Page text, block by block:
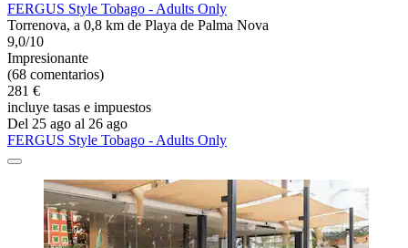
FERGUS Style Tobago - Adults Only
Torrenova, a 0,8 km de Playa de Palma Nova
9,0/10
Impresionante
(68 comentarios)
281 €
incluye tasas e impuestos
Del 25 ago al 26 ago
FERGUS Style Tobago - Adults Only